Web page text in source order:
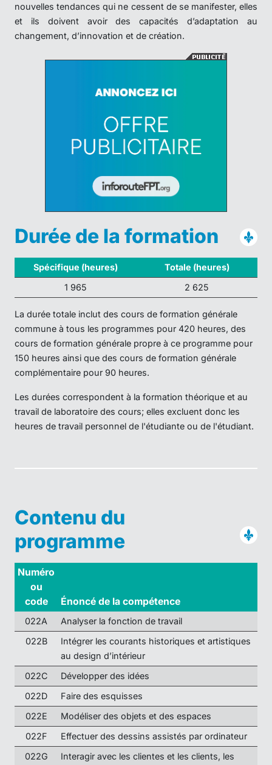
nouvelles tendances qui ne cessent de se manifester, elles
et ils doivent avoir des capacités d’adaptation au
changement, d’innovation et de création.
Durée de la formation
Spécifique (heures)
Totale (heures)
1 965
2 625
La durée totale inclut des cours de formation générale
commune à tous les programmes pour 420 heures, des
cours de formation générale propre à ce programme pour
150 heures ainsi que des cours de formation générale
complémentaire pour 90 heures.
Les durées correspondent à la formation théorique et au
travail de laboratoire des cours; elles excluent donc les
heures de travail personnel de l'étudiante ou de l'étudiant.
Contenu du
programme
Numéro
ou
code
Énoncé de la compétence
022A
Analyser la fonction de travail
022B
Intégrer les courants historiques et artistiques
au design d’intérieur
022C
Développer des idées
022D
Faire des esquisses
022E
Modéliser des objets et des espaces
022F
Effectuer des dessins assistés par ordinateur
022G
Interagir avec les clientes et les clients, les